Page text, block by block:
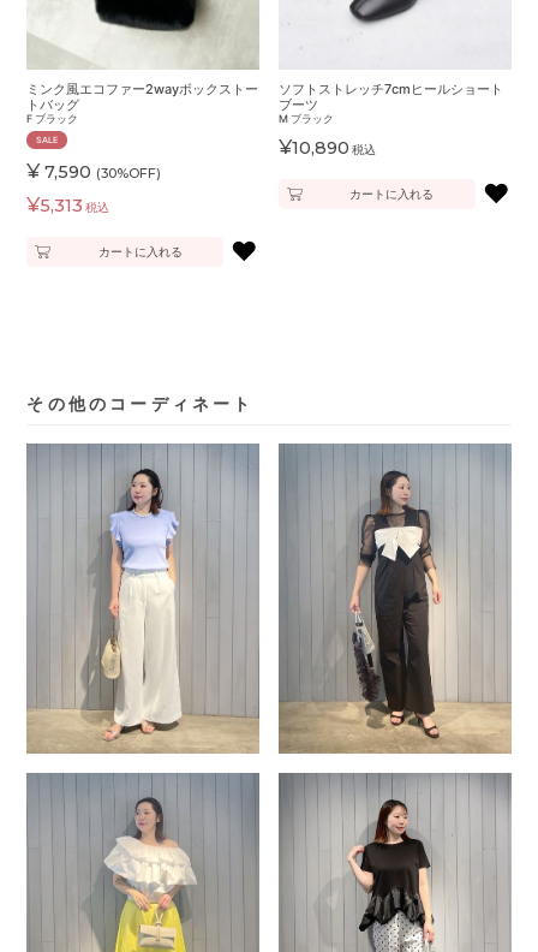
ミンク風エコファー2wayボックストー
トバッグ
F ブラック
SALE
¥ 7,590 (30%OFF)
¥5,313 税込
カートに入れる ♥
ソフトストレッチ7cmヒールショート
ブーツ
M ブラック
¥10,890 税込
カートに入れる ♥
その他のコーディネート